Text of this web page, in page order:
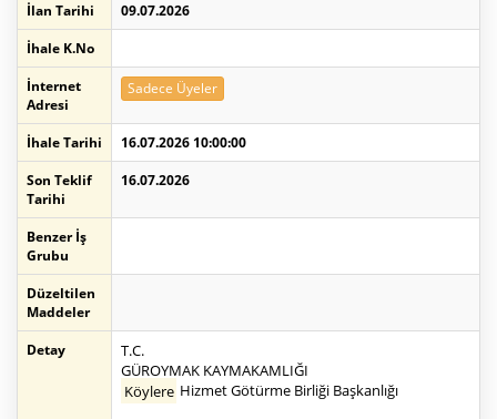
İlan Tarihi
09.07.2026
İhale K.No
İnternet
Adresi
Sadece Üyeler
İhale Tarihi
16.07.2026 10:00:00
Son Teklif
Tarihi
16.07.2026
Benzer İş
Grubu
Düzeltilen
Maddeler
Detay
T.C.
GÜROYMAK KAYMAKAMLIĞI
Köylere Hizmet Götürme Birliği Başkanlığı